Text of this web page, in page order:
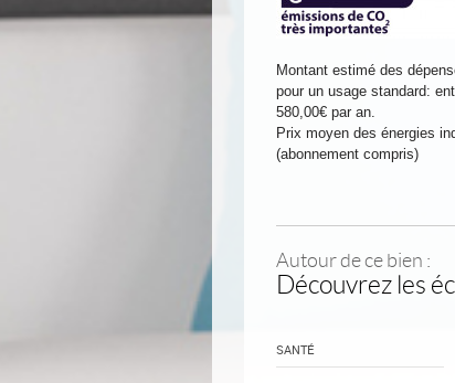
Montant estimé des
pour un usage standard:
580,00€ par an.
Prix moyen des énergies
(abonnement compris)
Autour de ce bien :
Découvrez les
SANTÉ